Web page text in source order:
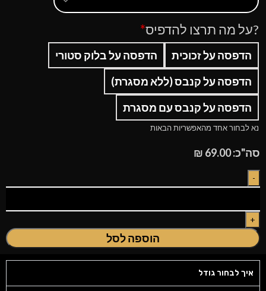
?על מה תרצו להדפיס*
הדפסה על זכוכית
הדפסה על בלוק סטורי
הדפסה על קנבס (ללא מסגרת)
הדפסה על קנבס עם מסגרת
נא לבחור אחד מהאפשריות הבאות
סה"כ:69.00
₪
הוספה לסל
איך לבחור גודל